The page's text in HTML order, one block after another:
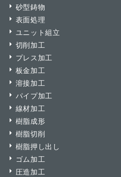
砂型鋳物
表面処理
ユニット組立
切削加工
プレス加工
板金加工
溶接加工
パイプ加工
線材加工
樹脂成形
樹脂切削
樹脂押し出し
ゴム加工
圧造加工